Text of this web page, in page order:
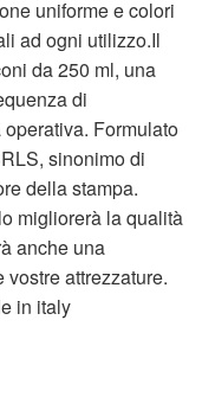
uniforme e colori
ad ogni utilizzo.Il
da 250 ml, una
di
Formulato
sinonimo di
della stampa.
migliorerà la qualità
anche una
attrezzature.
in italy